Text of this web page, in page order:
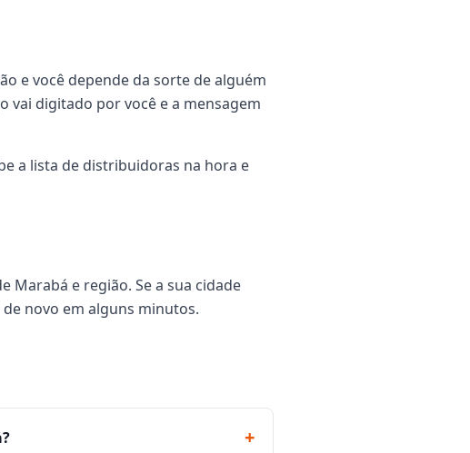
e você depende da sorte de alguém
vai digitado por você e a mensagem
a lista de distribuidoras na hora e
Marabá e região. Se a sua cidade
novo em alguns minutos.
+